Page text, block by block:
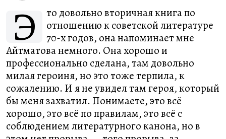
Э
то довольно вторичная книга по
отношению к советской литературе
70-х годов, она напоминает мне
Айтматова немного. Она хорошо и
профессионально сделана, там довольно
милая героиня, но это тоже терпила, к
сожалению. И я не увидел там героя, который
бы меня захватил. Понимаете, это всё
хорошо, это всё по правилам, это всё с
соблюдением литературного канона, но в